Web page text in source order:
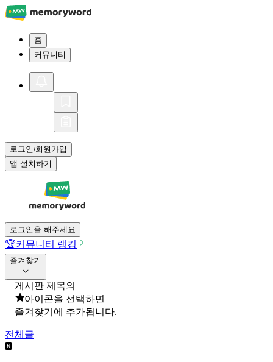
홈
커뮤니티
로그인/회원가입
앱 설치하기
로그인을 해주세요
🏆커뮤니티 랭킹
즐겨찾기
게시판 제목의
아이콘을 선택하면
즐겨찾기에 추가됩니다.
전체글